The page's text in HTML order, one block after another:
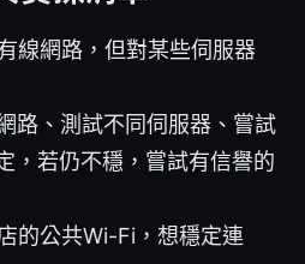
線網路，但對某些伺服器
路、測試不同伺服器、嘗試
，若仍不穩，嘗試有信譽的
的公共Wi-Fi，想穩定連